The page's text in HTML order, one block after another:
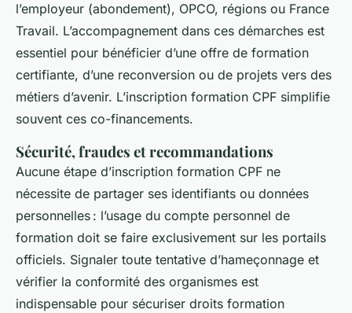
l’employeur (abondement), OPCO, régions ou France
Travail. L’accompagnement dans ces démarches est
essentiel pour bénéficier d’une offre de formation
certifiante, d’une reconversion ou de projets vers des
métiers d’avenir. L’inscription formation CPF simplifie
souvent ces co-financements.
Sécurité, fraudes et recommandations
Aucune étape d’inscription formation CPF ne
nécessite de partager ses identifiants ou données
personnelles : l’usage du compte personnel de
formation doit se faire exclusivement sur les portails
officiels. Signaler toute tentative d’hameçonnage et
vérifier la conformité des organismes est
indispensable pour sécuriser droits formation